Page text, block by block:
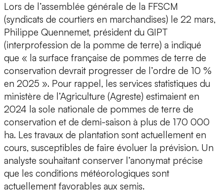
Lors de l’assemblée générale de la FFSCM
(syndicats de courtiers en marchandises) le 22 mars,
Philippe Quennemet, président du GIPT
(interprofession de la pomme de terre) a indiqué
que « la surface française de pommes de terre de
conservation devrait progresser de l’ordre de 10 %
en 2025 ». Pour rappel, les services statistiques du
ministère de l’Agriculture (Agreste) estimaient en
2024 la sole nationale de pommes de terre de
conservation et de demi-saison à plus de 170 000
ha. Les travaux de plantation sont actuellement en
cours, susceptibles de faire évoluer la prévision. Un
analyste souhaitant conserver l’anonymat précise
que les conditions météorologiques sont
actuellement favorables aux semis.